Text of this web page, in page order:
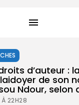
d’auteur :
de son
Ndour, selon
À 22H28